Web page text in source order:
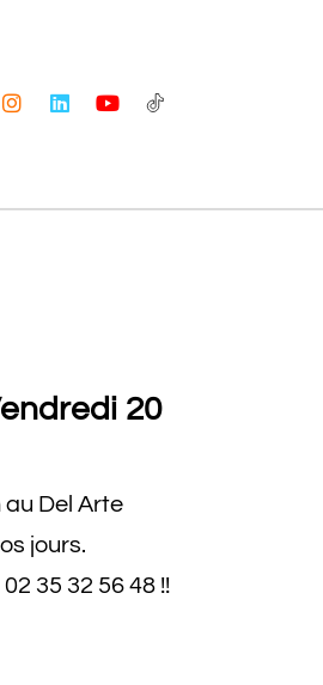
20
Del Arte
jours.
35 32 56 48 !!